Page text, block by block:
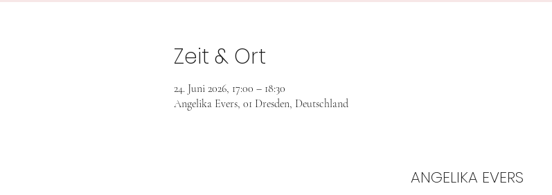
Zeit & Ort
24. Juni 2026, 17:00 – 18:30
Angelika Evers, 01 Dresden, Deutschland
ANGELIKA EVERS